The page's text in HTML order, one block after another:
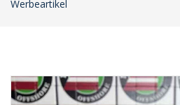
Werbeartikel